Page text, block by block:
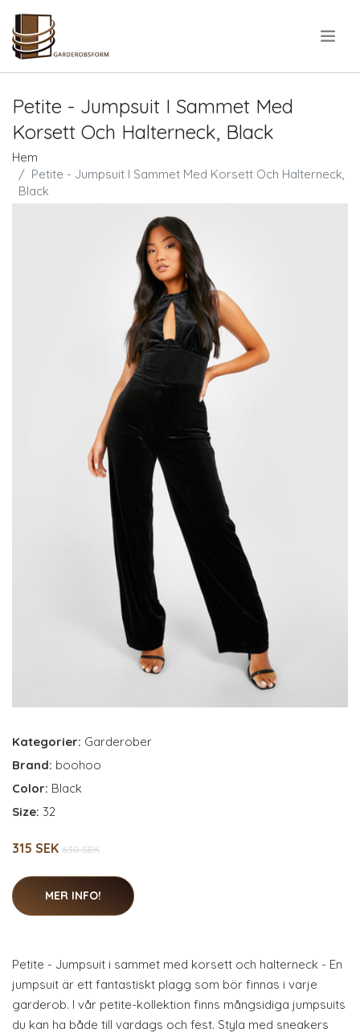
Petite - Jumpsuit I Sammet Med
Korsett Och Halterneck, Black
Hem
Petite - Jumpsuit I Sammet Med Korsett Och Halterneck,
Black
Kategorier: Garderober
Brand: boohoo
Color: Black
Size: 32
315 SEK 630 SEK
MER INFO!
Petite - Jumpsuit i sammet med korsett och halterneck - En
jumpsuit är ett fantastiskt plagg som bör finnas i varje
garderob. I vår petite-kollektion finns mångsidiga jumpsuits
du kan ha både till vardags och fest. Styla med sneakers